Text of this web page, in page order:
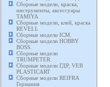
Сборные модели, краска,
инструменты, аксессуары
TAMIYA
Сборные модели, клей, краска
REVELL
Сборные модели ICM.
Сборные модели HOBBY
BOSS.
Сборные модели
TRUMPETER.
Сборные модели ГДР, VEB
PLASTICART
Сборные модели REIFRA
Германия